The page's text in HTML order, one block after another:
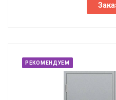
РЕКОМЕНДУЕМ